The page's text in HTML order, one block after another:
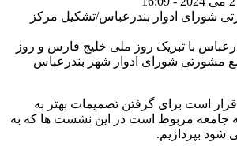
با تبریک روز ملی خلیج فارس و روز
مشورتی شورای ادوار شهر بندرعباس
است برای گرفتن تصمیمات بهتر به
جامعه مربوط است در این نشست ها که به
بپردازیم.